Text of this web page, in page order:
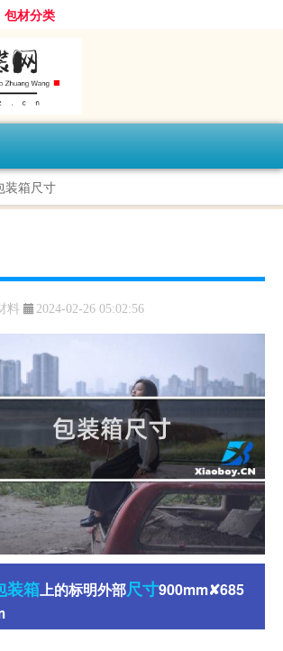
包材分类
装箱尺寸
料 2024-02-26 05:02:56
装箱上的标明外部尺寸900mm✘685